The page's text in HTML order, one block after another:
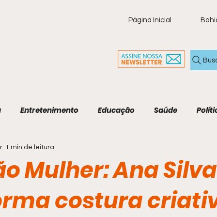
Página Inicial
Entretenimento Educação Saúde
Policial
Mulher: Ana Silva
costura
1 min de leitura